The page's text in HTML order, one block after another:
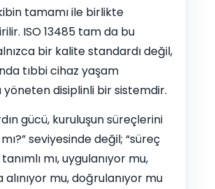
tamamı ile birlikte
ISO 13485 tam da bu
bir kalite standardı değil,
tıbbi cihaz yaşam
yöneten disiplinli bir sistemdir.
gücü, kuruluşun süreçlerini
seviyesinde değil; “süreç
mı, uygulanıyor mu,
alınıyor mu, doğrulanıyor mu